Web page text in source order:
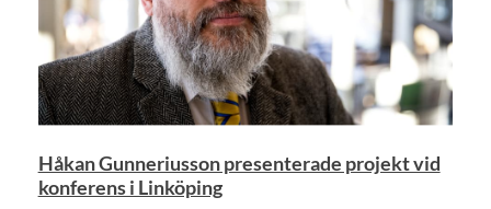
Håkan Gunneriusson presenterade projekt vid
konferens i Linköping